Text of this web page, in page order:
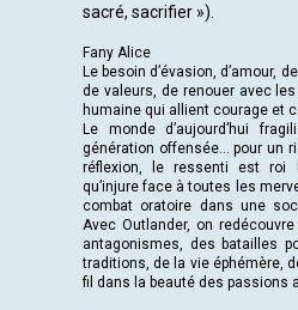
sacré, sacrifier »).
Fany Alice
Le besoin d’évasion, d’amour,
de valeurs, de renouer avec
humaine qui allient courage et
Le monde d’aujourd’hui
génération offensée… pour un
réflexion, le ressenti est roi
qu’injure face à toutes les
combat oratoire dans une
Avec Outlander, on
antagonismes, des batailles
traditions, de la vie éphémère,
fil dans la beauté des passions